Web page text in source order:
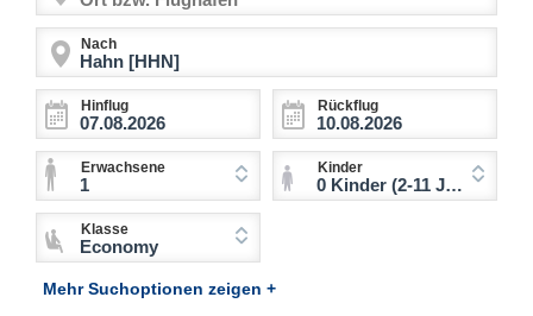
Nach
Hinflug Rückflug
Erwachsene
1
Kinder
0 Kinder (2-11 Jahre)
Klasse
Economy
Mehr Suchoptionen zeigen +